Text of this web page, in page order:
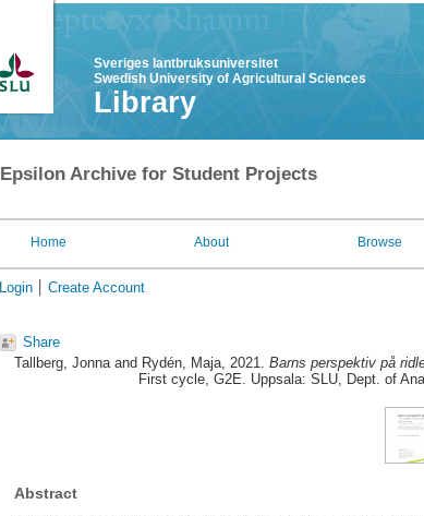
Sveriges lantbruksuniversitet
Swedish University of Agricultural Sciences
Library
Epsilon Archive for Student Projects
Home About Browse
Login Create Account
Share
Tallberg, Jonnaand Rydén, Maja, 2021. Barns perspektiv på
First cycle, G2E. Uppsala: SLU, Dept. of
Abstract